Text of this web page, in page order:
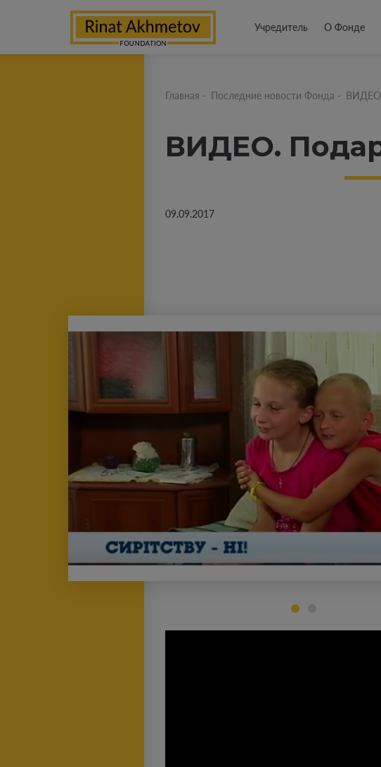
Учредитель О Фонде
Главная - Последние новости Фонда - ВИДЕО.
ВИДЕО.
09.09.2017